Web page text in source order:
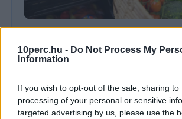
10perc.hu - Do Not Process My
Information
If you wish to opt-out of the sale, sharing
processing of your personal or sensitive
targeted advertising by us, please use the
GAZDASÁG
4,4 százalékkal csökkentek az
élelmiszerárak júliusban
júliusi 4,4 százalékos élelmiszer-
miatt ideje lenne kivezetni az árrésstopot.